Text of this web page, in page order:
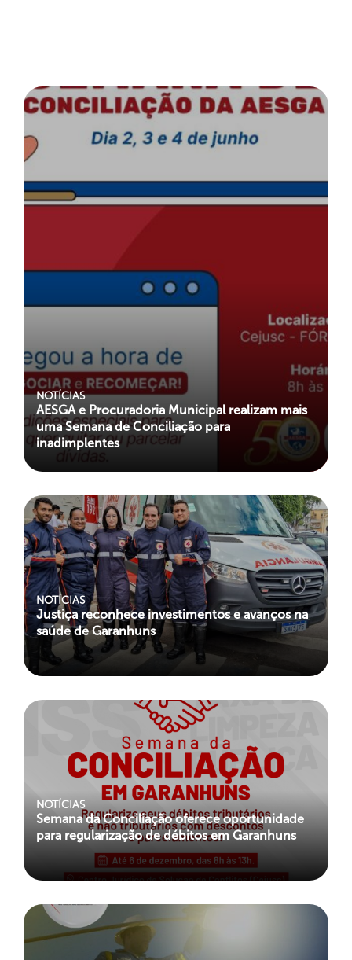
NOTÍCIAS
AESGA e Procuradoria Municipal realizam mais
uma Semana de Conciliação para
inadimplentes
NOTÍCIAS
Justiça reconhece investimentos e avanços na
saúde de Garanhuns
NOTÍCIAS
Semana da Conciliação oferece oportunidade
para regularização de débitos em Garanhuns